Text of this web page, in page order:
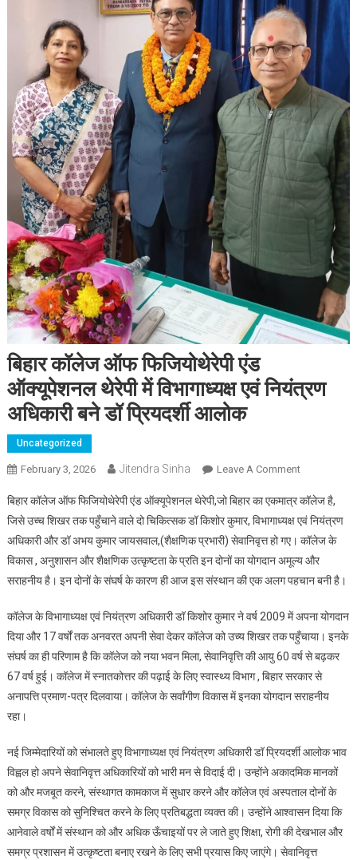
बिहार कॉलेज ऑफ फिजियोथेरेपी एंड
ऑक्यूपेशनल थेरेपी में विभागाध्यक्ष एवं नियंत्रण
अधिकारी बने डॉ प्रियदर्शी आलोक
Uncategorized
February 3, 2026 Jitendra Sinha Leave A CommentOn बिहार
फिजियोथेरेपी
एंड
ऑक्यूपेशनल
थेरेपी में
विभागाध्यक्ष एवं
अधिकारी बने
डॉ प्रियदर्शी
आलोक
बिहार कॉलेज ऑफ फिजियोथेरेपी एंड ऑक्यूपेशनल थेरेपी,जो बिहार का एकमात्र कॉलेज है,
जिसे उच्च शिखर तक पहुँचाने वाले दो चिकित्सक डॉ किशोर कुमार, विभागाध्यक्ष एवं नियंत्रण
अधिकारी और डॉ अभय कुमार जायसवाल,(शैक्षणिक प्रभारी) सेवानिवृत्त हो गए। कॉलेज के
विकास , अनुशासन और शैक्ष‌णिक उत्कृष्टता के प्रति इन दोनों का योगदान अमूल्य और
सराहनीय है। इन दोनों के संघर्ष के कारण ही आज इस संस्थान की एक अलग पहचान बनी है।
कॉलेज के विभागाध्यक्ष एवं नियंत्रण अधिकारी डॉ किशोर कुमार ने वर्ष 2009 में अपना योगदान
दिया और 17 वर्षों तक अनवरत अपनी सेवा देकर कॉलेज को उच्य शिखर तक पहुँचाया। इनके
संघर्ष का ही परिणाम है कि कॉलेज को नया भवन मिला, सेवानिवृत्ति की आयु 60 वर्ष से बढ़कर
67‌ वर्ष हुई। कॉलेज में स्नातकोत्तर की पढ़ाई के लिए स्वास्थ्य विभाग , बिहार सरकार से
अनापत्ति प्रमाण-पत्र दिलवाया। कॉलेज के सर्वांगीण विकास में इनका योगदान सराहनीय
रहा।
नई जिम्मेदारियों को संभालते हुए विभागाध्यक्ष एवं नियंत्रण अधिकारी डॉ प्रियदर्शी आलोक भाव
विह्वल हो अपने सेवानिवृत्त अधिकारियों को भारी मन से विदाई दी। उन्होंने अकाद‌मिक मानकों
को और मजबूत करने, संस्थागत कामकाज में सुधार करने और कॉलेज एवं अस्पताल दोनों के
समग्र विकास को सुनिश्चित करने के लिए प्रतिबद्धता व्यक्त की। उन्होंने आश्वासन दिया कि
आनेवाले वर्षों में संस्थान को और अधिक ऊँचाइ‌यों पर ले जाते हुए शिक्षा, रोगी की देखभाल और
समग्र प्रशासन में उत्कृष्टता बनाए रखने के लिए सभी प्रयास किए जाएंगे। सेवानिवृत्त